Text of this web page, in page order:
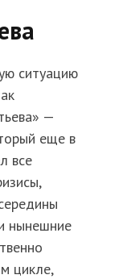
ситуацию
—
еще в
все
нынешние
цикле,